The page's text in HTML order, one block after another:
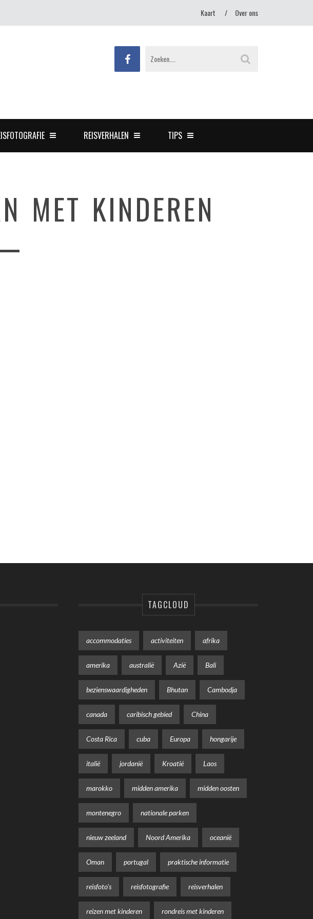
Kaart Over ons
REISVERHALEN TIPS
MET KINDEREN
TAGCLOUD
accommodaties activiteiten afrika
amerika australië Azië Bali
bezienswaardigheden Bhutan Cambodja
canada caribisch gebied China
Costa Rica cuba Europa hongarije
italië jordanië Kroatië Laos
marokko midden amerika midden oosten
montenegro nationale parken
nieuw zeeland Noord Amerika oceanië
Oman portugal praktische informatie
reisfoto's reisfotografie reisverhalen
reizen met kinderen rondreis met kinderen